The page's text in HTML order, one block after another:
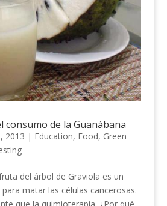
consumo de la Guanábana
2013 | Education, Food, Green
del árbol de Graviola es un
matar las células cancerosas.